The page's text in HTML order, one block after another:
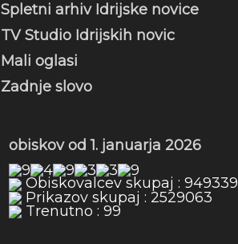
Spletni arhiv Idrijske novice
TV Studio Idrijskih novic
Mali oglasi
Zadnje slovo
obiskov od 1. januarja 2026
Obiskovalcev skupaj : 949339
Prikazov skupaj : 2529063
Trenutno : 99